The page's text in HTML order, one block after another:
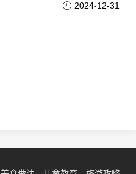
2024-12-31